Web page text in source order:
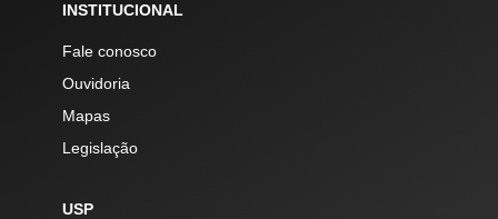
INSTITUCIONAL
Fale conosco
Ouvidoria
Mapas
Legislação
USP